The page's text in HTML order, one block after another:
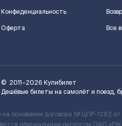
Конфиденциальность
Оферта
Все
© 2011–2026 Купибилет
Дешёвые билеты на самолёт и поезд,
основании договора № ЦПР-1282